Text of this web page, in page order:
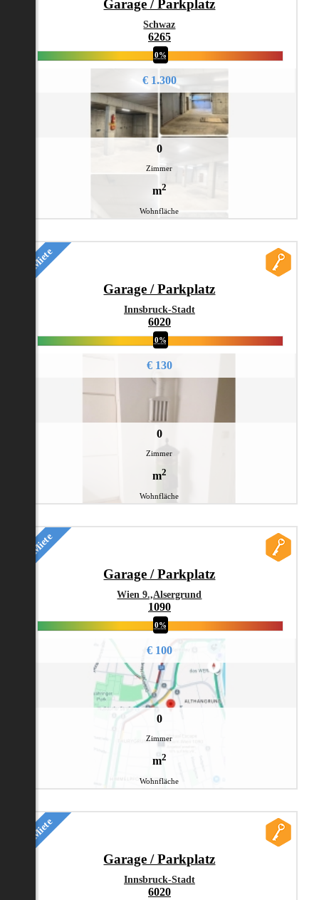
Garage / Parkplatz
Schwaz
6265
0%
€ 1.300
0
Zimmer
m2
Wohnfläche
Garage / Parkplatz
Innsbruck-Stadt
6020
0%
Miete
€ 130
0
Zimmer
m2
Wohnfläche
Garage / Parkplatz
Wien 9.,Alsergrund
1090
0%
Miete
€ 100
0
Zimmer
m2
Wohnfläche
Garage / Parkplatz
Innsbruck-Stadt
6020
Miete